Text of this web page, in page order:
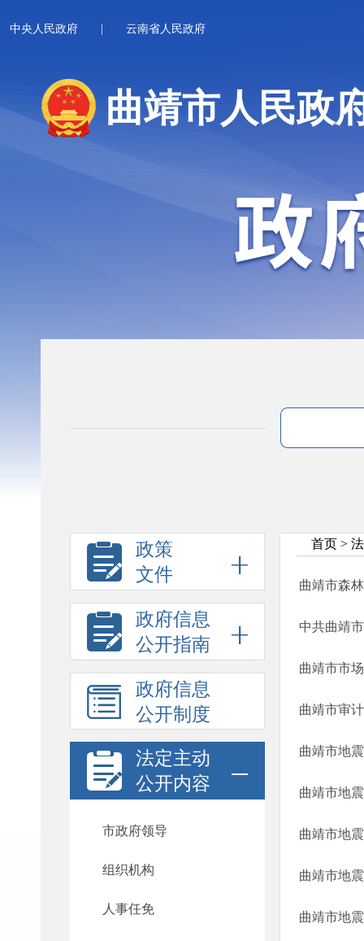
中央人民政府 云南省人民政府
曲靖市人民政
政策
文件
政府信息
公开指南
政府信息
公开制度
法定主动
公开内容
市政府领导
组织机构
人事任免
首页 >
曲靖市森
中共曲靖
曲靖市审
曲靖市地
曲靖市地
曲靖市地
曲靖市地
曲靖市地